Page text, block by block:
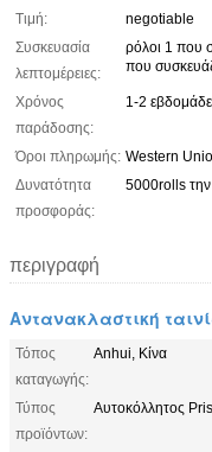
Τιμή:
negotiable
Συσκευασία
λεπτομέρειες:
ρόλοι 1 που
που
Χρόνος
παράδοσης:
1-2
Όροι πληρωμής: Western
Δυνατότητα
προσφοράς:
5000rolls
περιγραφή
Αντανακλαστική
Τόπος
καταγωγής:
Anhui, Κίνα
Τύπος
προϊόντων:
Αυτοκόλλητος